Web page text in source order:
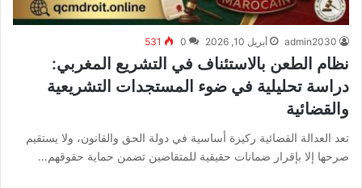
admin2030 أبريل 10, 2026 0
531
نظام الطعن بالاستئناف في التشريع المغربي:
دراسة تحليلية في ضوء المستجدات التشريعية
والقضائية
تعد العدالة القضائية ركيزة أساسية في دولة الحق والقانون، ولا يستقيم
صرحها إلا بإقرار ضمانات حقيقية للمتقاضين تضمن حماية حقوقهم…